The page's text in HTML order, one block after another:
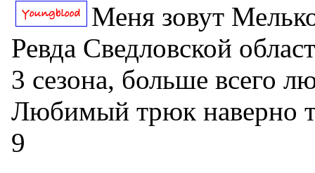
Меня зовут
Ревда Сведловской
3 сезона, больше всего
Любимый трюк наверно
9